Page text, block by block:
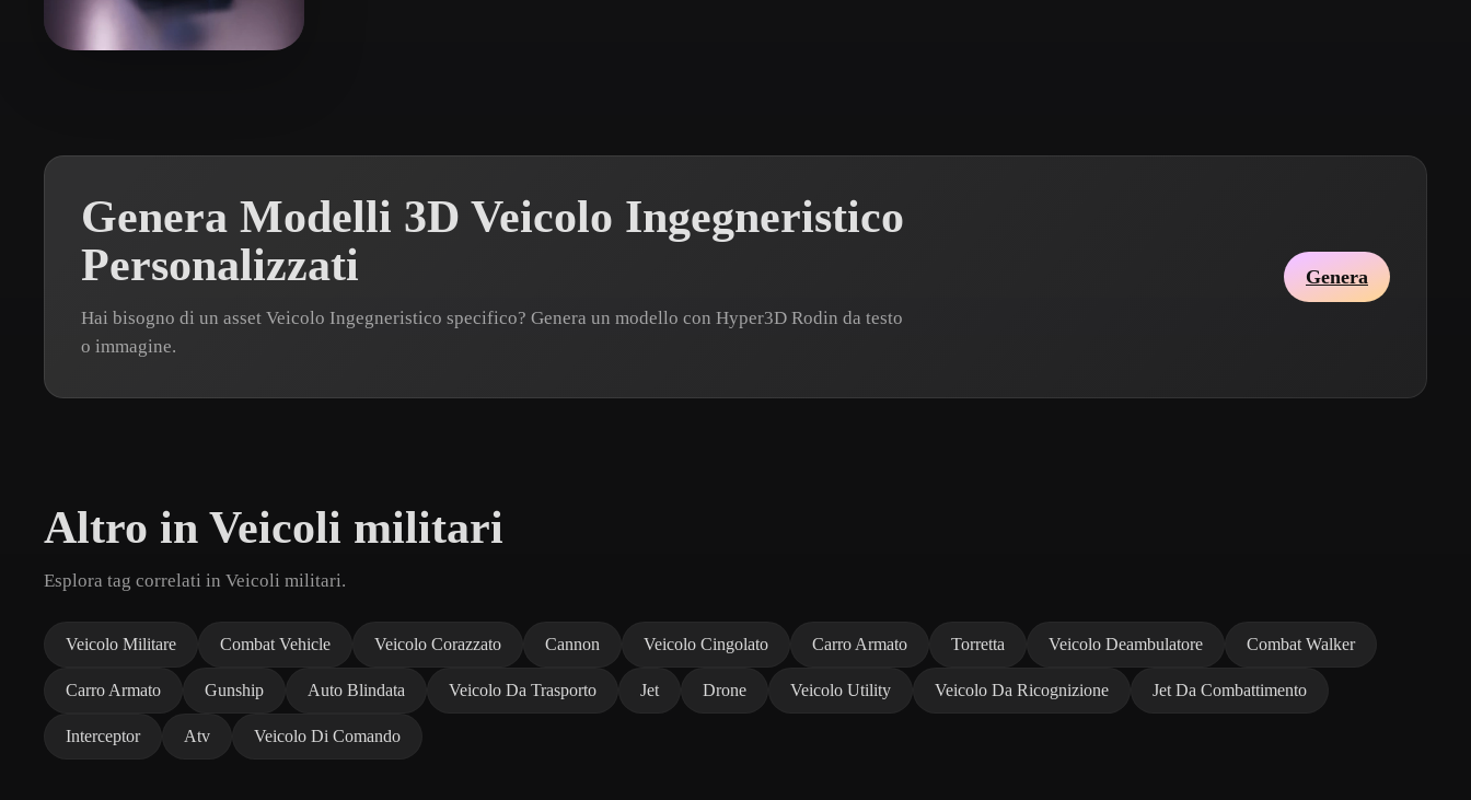
Genera Modelli 3D Veicolo Ingegneristico
Personalizzati
Hai bisogno di un asset Veicolo Ingegneristico specifico? Genera un modello con Hyper3D Rodin da testo
o immagine.
Genera
Altro in Veicoli militari
Esplora tag correlati in Veicoli militari.
Veicolo Militare Combat Vehicle Veicolo Corazzato Cannon Veicolo Cingolato Carro Armato Torretta Veicolo Deambulatore Combat Walker
Carro Armato Gunship Auto Blindata Veicolo Da Trasporto Jet Drone Veicolo Utility Veicolo Da Ricognizione Jet Da Combattimento
Interceptor Atv Veicolo Di Comando